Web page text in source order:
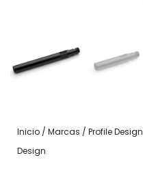
Inicio / Marcas / Profile Design
Design